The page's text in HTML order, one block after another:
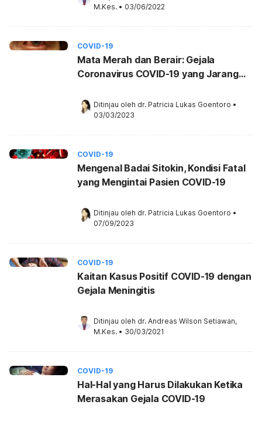
M.Kes. • 03/06/2022
COVID-19
Mata Merah dan Berair: Gejala
Coronavirus COVID-19 yang Jarang
Ditinjau oleh dr. Patricia Lukas Goentoro •
03/03/2023
COVID-19
Mengenal Badai Sitokin, Kondisi Fatal
yang Mengintai Pasien COVID-19
Ditinjau oleh dr. Patricia Lukas Goentoro •
07/09/2023
COVID-19
Kaitan Kasus Positif COVID-19 dengan
Gejala Meningitis
Ditinjau oleh dr. Andreas Wilson Setiawan,
M.Kes. • 30/03/2021
COVID-19
Hal-Hal yang Harus Dilakukan Ketika
Merasakan Gejala COVID-19